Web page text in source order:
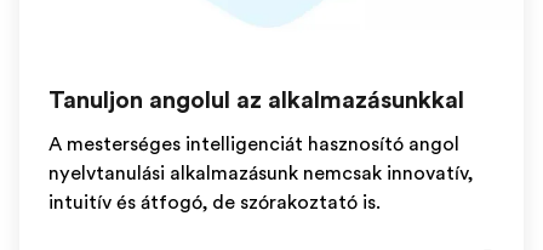
Tanuljon angolul az alkalmazásunkkal
A mesterséges intelligenciát hasznosító angol
nyelvtanulási alkalmazásunk nemcsak innovatív,
intuitív és átfogó, de szórakoztató is.